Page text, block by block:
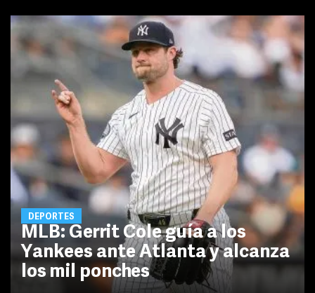
DEPORTES
MLB: Gerrit Cole guía a los
Yankees ante Atlanta y alcanza
los mil ponches